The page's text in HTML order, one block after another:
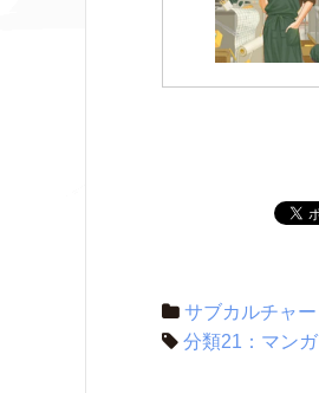
サブカルチャー
分類21：マンガ